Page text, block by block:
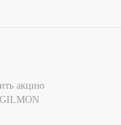
акцию
GILMON